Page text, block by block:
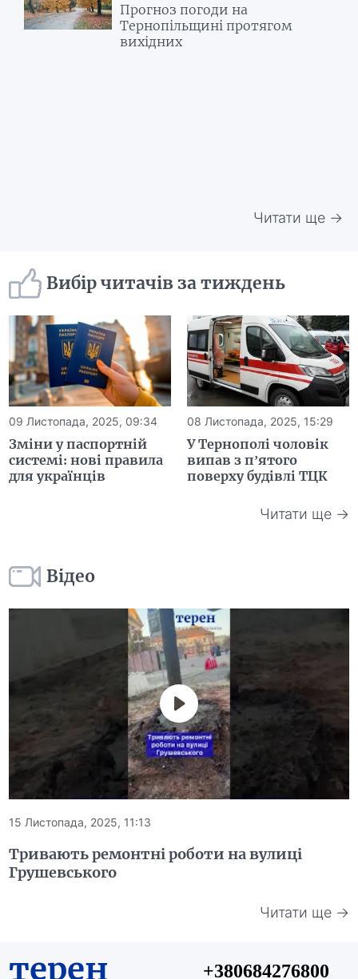
Прогноз погоди на
Тернопільщині протягом
вихідних
Читати ще →
Вибір читачів за тиждень
09 Листопада, 2025, 09:34
Зміни у паспортній
системі: нові правила
для українців
08 Листопада, 2025, 15:29
У Тернополі чоловік
випав з п’ятого
поверху будівлі ТЦК
Читати ще →
Відео
15 Листопада, 2025, 11:13
Тривають ремонтні роботи на вулиці
Грушевського
Читати ще →
терен +380684276800